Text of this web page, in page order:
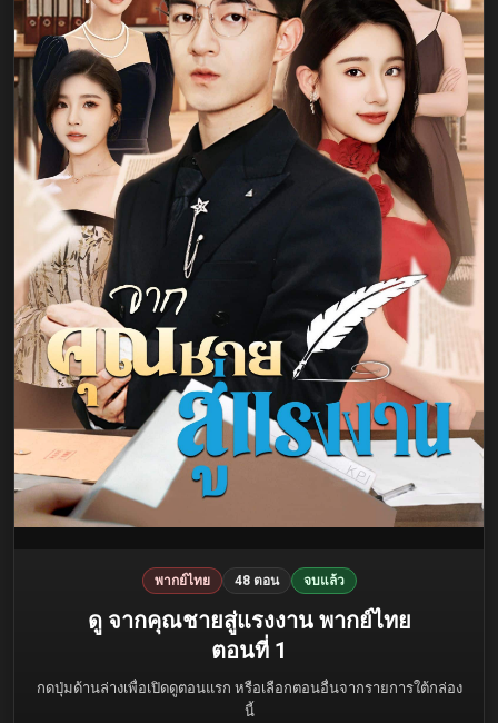
พากย์ไทย 48 ตอน จบแล้ว
ดู จากคุณชายสู่แรงงาน พากย์ไทย
ตอนที่ 1
กดปุ่มด้านล่างเพื่อเปิดดูตอนแรก หรือเลือกตอนอื่นจากรายการใต้กล่อง
นี้